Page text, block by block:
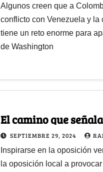
Algunos creen que a
conflicto con Venezuela y la
tiene un reto enorme para
de Washington
El camino que
SEPTIEMBRE 29, 2024
Inspirarse en la oposición
la oposición local a